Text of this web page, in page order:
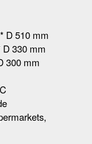
D 510 mm
D 330 mm
300 mm